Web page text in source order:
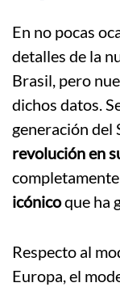
En no pocas
detalles de la
Brasil, pero
dichos datos.
generación del
revolución en
icónicoque ha
Respecto al
Europa, el